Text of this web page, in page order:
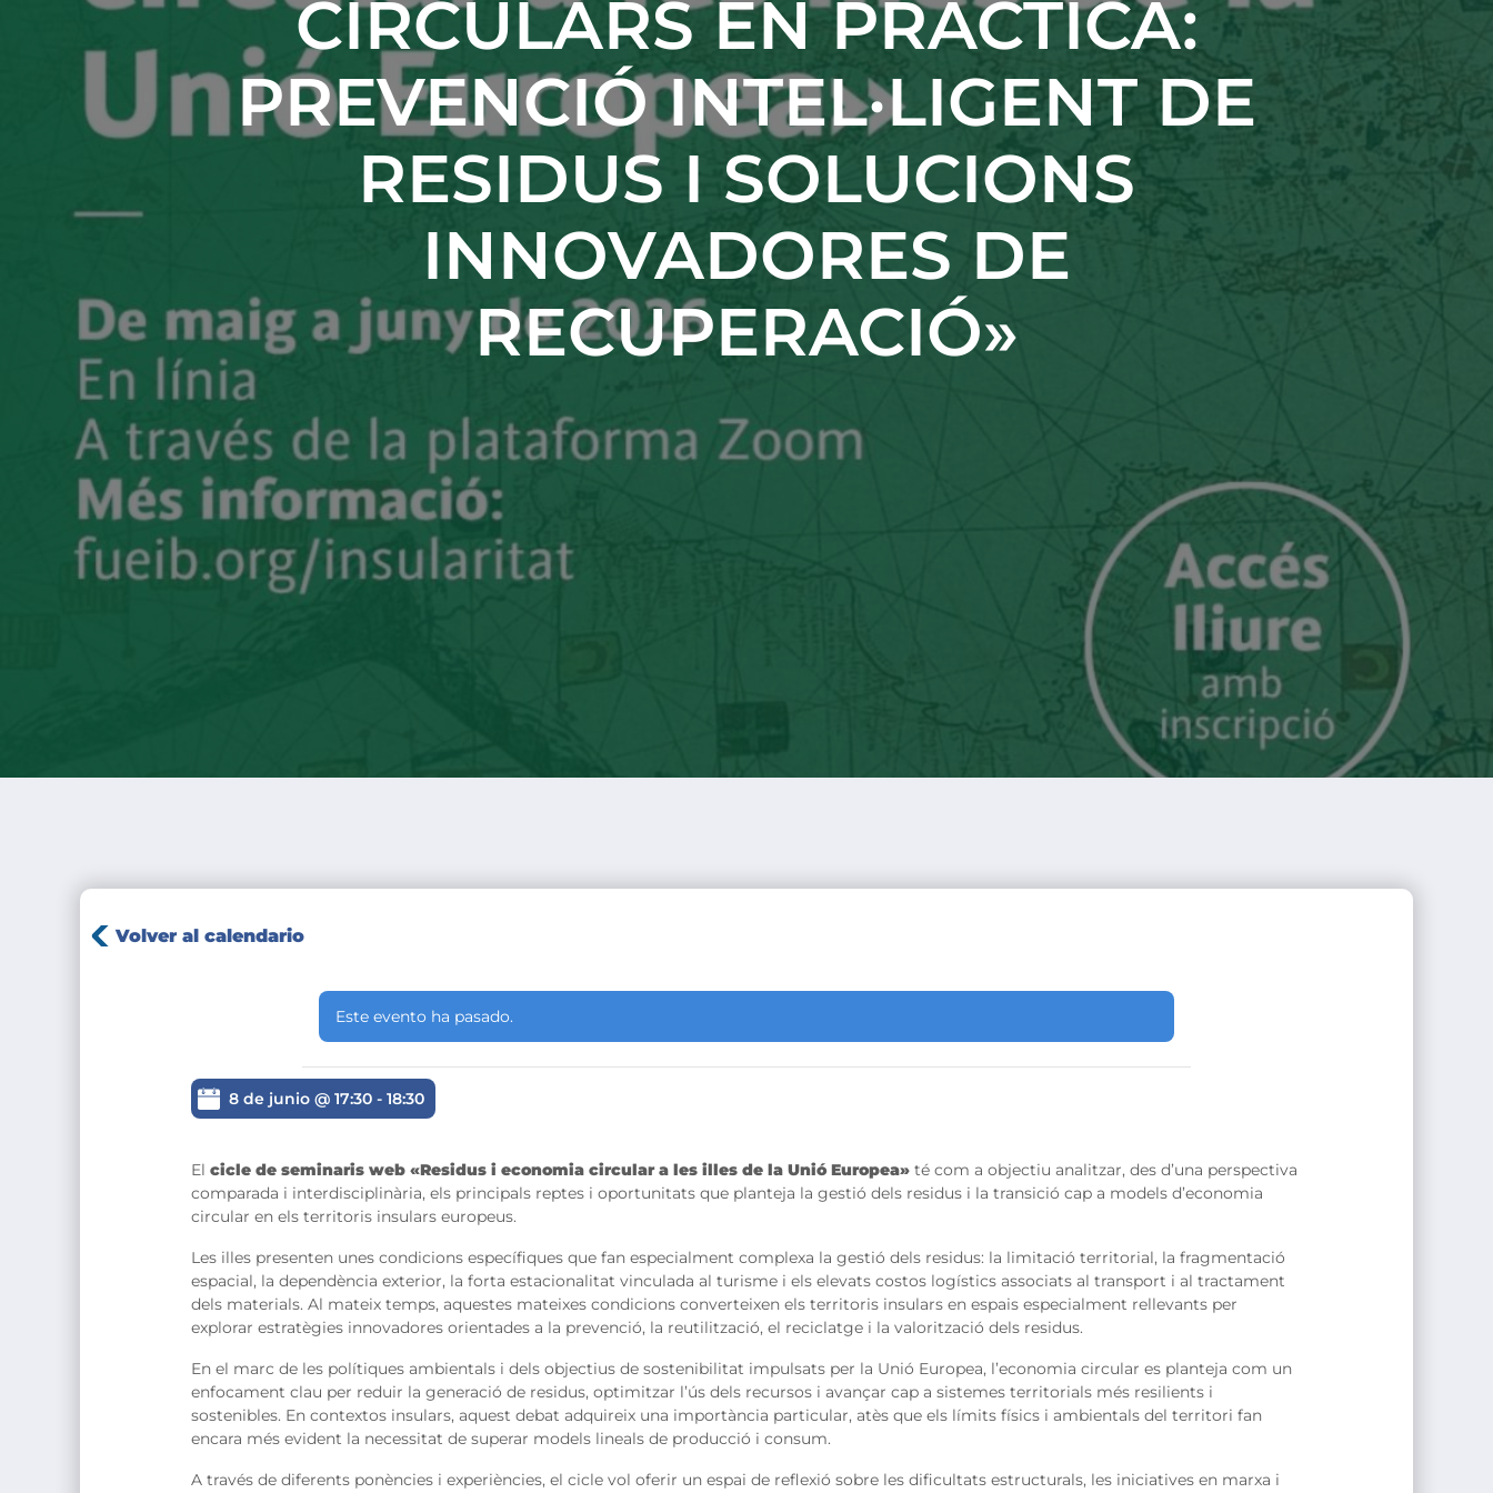
CIRCULARS EN PRÀCTICA:
PREVENCIÓ INTEL·LIGENT DE
RESIDUS I SOLUCIONS
INNOVADORES DE
RECUPERACIÓ»
Volver al calendario
Este evento ha pasado.
8 de junio @ 17:30 - 18:30
El cicle de seminaris web «Residus i economia circular a les illes de la Unió Europea» té com a objectiu analitzar, des d’una perspectiva
comparada i interdisciplinària, els principals reptes i oportunitats que planteja la gestió dels residus i la transició cap a models d’economia
circular en els territoris insulars europeus.
Les illes presenten unes condicions específiques que fan especialment complexa la gestió dels residus: la limitació territorial, la fragmentació
espacial, la dependència exterior, la forta estacionalitat vinculada al turisme i els elevats costos logístics associats al transport i al tractament
dels materials. Al mateix temps, aquestes mateixes condicions converteixen els territoris insulars en espais especialment rellevants per
explorar estratègies innovadores orientades a la prevenció, la reutilització, el reciclatge i la valorització dels residus.
En el marc de les polítiques ambientals i dels objectius de sostenibilitat impulsats per la Unió Europea, l’economia circular es planteja com un
enfocament clau per reduir la generació de residus, optimitzar l’ús dels recursos i avançar cap a sistemes territorials més resilients i
sostenibles. En contextos insulars, aquest debat adquireix una importància particular, atès que els límits físics i ambientals del territori fan
encara més evident la necessitat de superar models lineals de producció i consum.
A través de diferents ponències i experiències, el cicle vol oferir un espai de reflexió sobre les dificultats estructurals, les iniciatives en marxa i